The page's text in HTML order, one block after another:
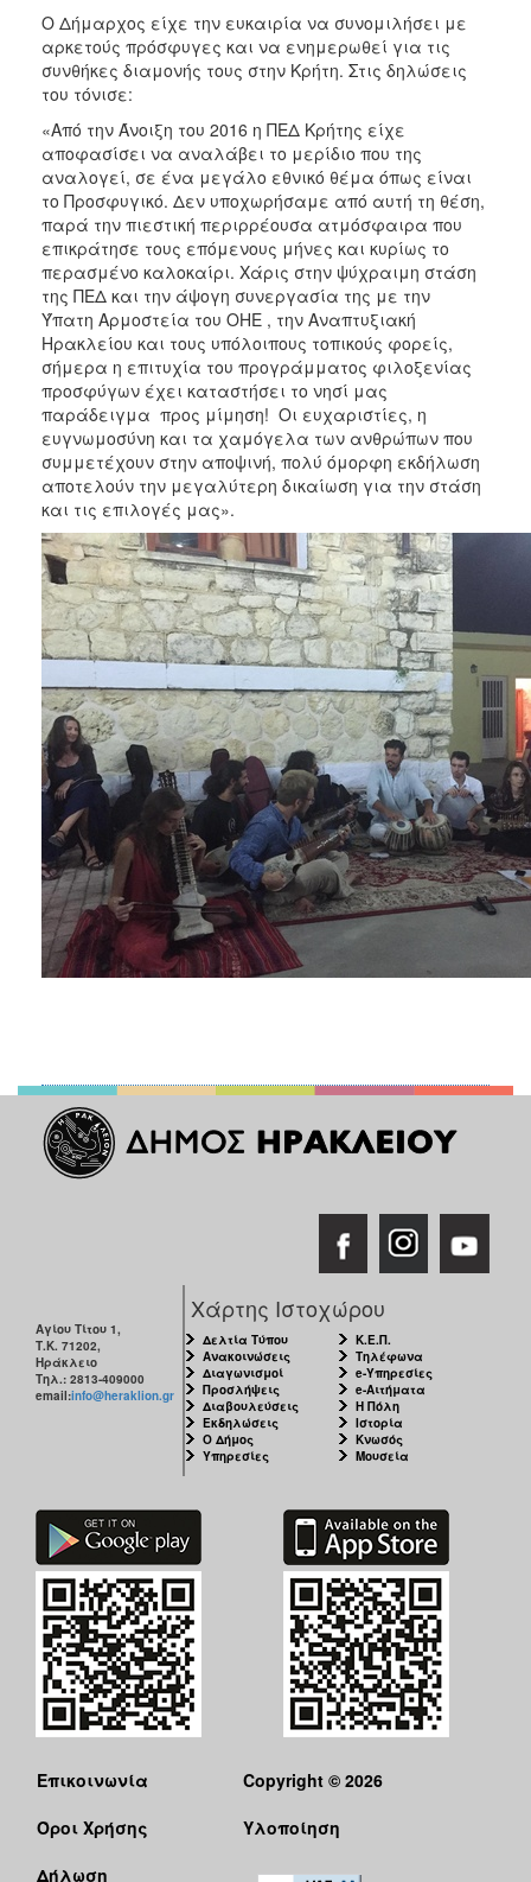
Ο Δήμαρχος είχε την ευκαιρία να συνομιλήσει με
αρκετούς πρόσφυγες και να ενημερωθεί για τις
συνθήκες διαμονής τους στην Κρήτη. Στις δηλώσεις
του τόνισε:
«Από την Άνοιξη του 2016 η ΠΕΔ Κρήτης είχε
αποφασίσει να αναλάβει το μερίδιο που της
αναλογεί, σε ένα μεγάλο εθνικό θέμα όπως είναι
το Προσφυγικό. Δεν υποχωρήσαμε από αυτή τη θέση,
παρά την πιεστική περιρρέουσα ατμόσφαιρα που
επικράτησε τους επόμενους μήνες και κυρίως το
περασμένο καλοκαίρι. Χάρις στην ψύχραιμη στάση
της ΠΕΔ και την άψογη συνεργασία της με την
Ύπατη Αρμοστεία του ΟΗΕ , την Αναπτυξιακή
Ηρακλείου και τους υπόλοιπους τοπικούς φορείς,
σήμερα η επιτυχία του προγράμματος φιλοξενίας
προσφύγων έχει καταστήσει το νησί μας
παράδειγμα προς μίμηση! Οι ευχαριστίες, η
ευγνωμοσύνη και τα χαμόγελα των ανθρώπων που
συμμετέχουν στην αποψινή, πολύ όμορφη εκδήλωση
αποτελούν την μεγαλύτερη δικαίωση για την στάση
και τις επιλογές μας».
Αγίου Τίτου 1,
Τ.Κ. 71202,
Ηράκλειο
Τηλ.: 2813-409000
email:info@heraklion.gr
Χάρτης Ιστοχώρου
Δελτία Τύπου
Ανακοινώσεις
Διαγωνισμοί
Προσλήψεις
Διαβουλεύσεις
Εκδηλώσεις
Ο Δήμος
Υπηρεσίες
Κ.Ε.Π.
Τηλέφωνα
e-Υπηρεσίες
e-Αιτήματα
Η Πόλη
Ιστορία
Κνωσός
Μουσεία
Επικοινωνία
Όροι Χρήσης
Δήλωση
Copyright © 2026
Υλοποίηση